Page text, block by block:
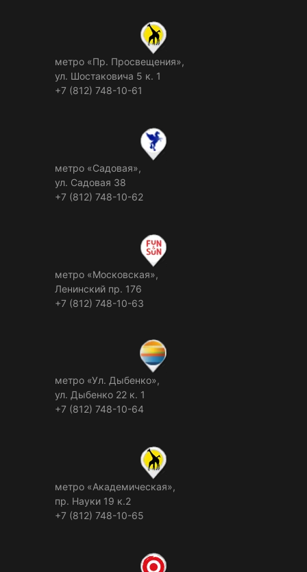
метро «Пр. Просвещения»,
ул. Шостаковича 5 к. 1
+7 (812) 748-10-61
метро «Садовая»,
ул. Садовая 38
+7 (812) 748-10-62
метро «Московская»,
Ленинский пр. 176
+7 (812) 748-10-63
метро «Ул. Дыбенко»,
ул. Дыбенко 22 к. 1
+7 (812) 748-10-64
метро «Академическая»,
пр. Науки 19 к.2
+7 (812) 748-10-65